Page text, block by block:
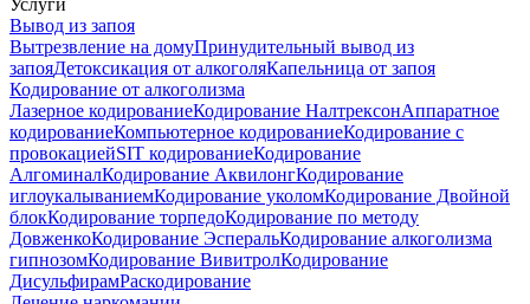
Услуги
Вывод из запоя
Вытрезвление на домуПринудительный вывод из
запояДетоксикация от алкоголяКапельница от запоя
Кодирование от алкоголизма
Лазерное кодированиеКодирование НалтрексонАппаратное
кодированиеКомпьютерное кодированиеКодирование с
провокациейSIT кодированиеКодирование
АлгоминалКодирование АквилонгКодирование
иглоукалываниемКодирование уколомКодирование Двойной
блокКодирование торпедоКодирование по методу
ДовженкоКодирование ЭсперальКодирование алкоголизма
гипнозомКодирование ВивитролКодирование
ДисульфирамРаскодирование